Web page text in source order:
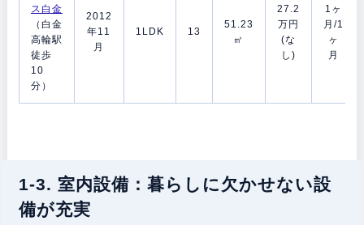
ス白金
（白金
高輪駅
徒歩
10
分）
2012
年11
月
1LDK 13
51.23
㎡
27.2
万円
(な
し)
1ヶ
月/1
ヶ
月
1-3. 室内設備：暮らしに欠かせない設
備が充実